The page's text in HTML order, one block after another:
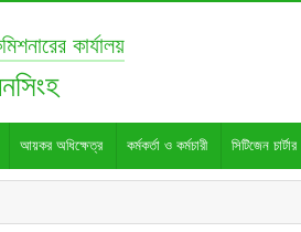
কার্যালয়
আয়কর অধিক্ষেত্র কর্মকর্তা ও কর্মচারী সিটিজেন চার্টার